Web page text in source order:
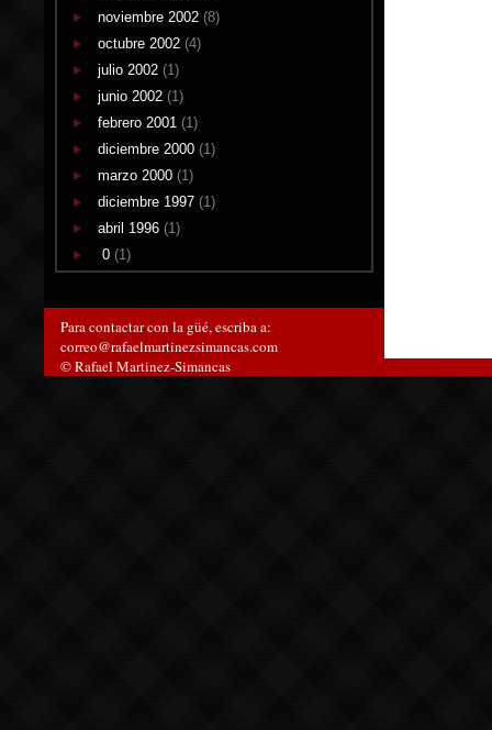
noviembre 2002 (8)
octubre 2002 (4)
julio 2002 (1)
junio 2002 (1)
febrero 2001 (1)
diciembre 2000 (1)
marzo 2000 (1)
diciembre 1997 (1)
abril 1996 (1)
0 (1)
Para contactar con la güé, escriba a:
correo@rafaelmartinezsimancas.com
© Rafael Martinez-Simancas